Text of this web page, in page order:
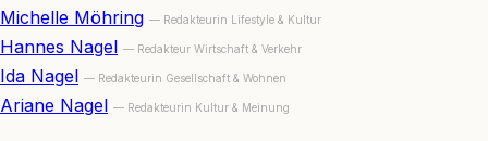
Michelle Möhring — Redakteurin Lifestyle & Kultur
Hannes Nagel — Redakteur Wirtschaft & Verkehr
Ida Nagel — Redakteurin Gesellschaft & Wohnen
Ariane Nagel — Redakteurin Kultur & Meinung